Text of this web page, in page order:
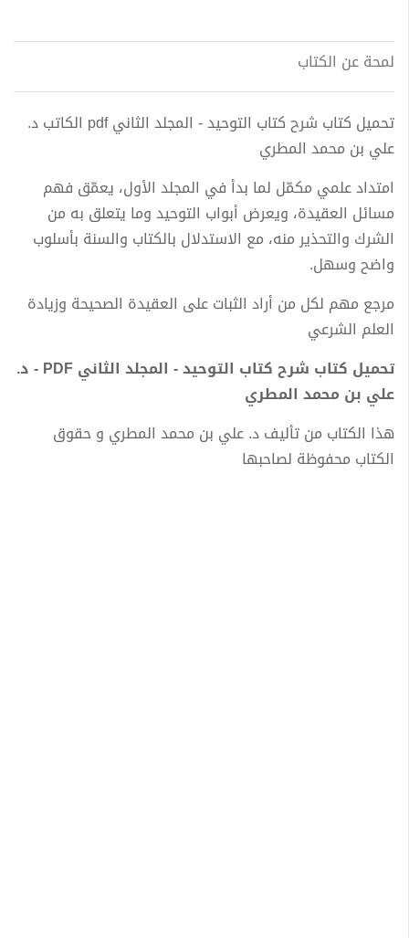
لمحة عن الكتاب
تحميل كتاب شرح كتاب التوحيد - المجلد الثاني pdf الكاتب د.
علي بن محمد المطري
امتداد علمي مكمّل لما بدأ في المجلد الأول، يعمّق فهم
مسائل العقيدة، ويعرض أبواب التوحيد وما يتعلق به من
الشرك والتحذير منه، مع الاستدلال بالكتاب والسنة بأسلوب
واضح وسهل.
مرجع مهم لكل من أراد الثبات على العقيدة الصحيحة وزيادة
العلم الشرعي
تحميل كتاب شرح كتاب التوحيد - المجلد الثاني PDF - د.
علي بن محمد المطري
هذا الكتاب من تأليف د. علي بن محمد المطري و حقوق
الكتاب محفوظة لصاحبها